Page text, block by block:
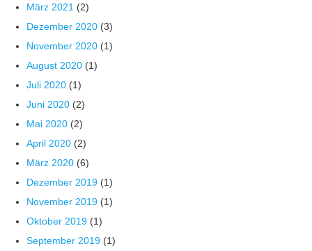
März 2021 (2)
Dezember 2020 (3)
November 2020 (1)
August 2020 (1)
Juli 2020 (1)
Juni 2020 (2)
Mai 2020 (2)
April 2020 (2)
März 2020 (6)
Dezember 2019 (1)
November 2019 (1)
Oktober 2019 (1)
September 2019 (1)